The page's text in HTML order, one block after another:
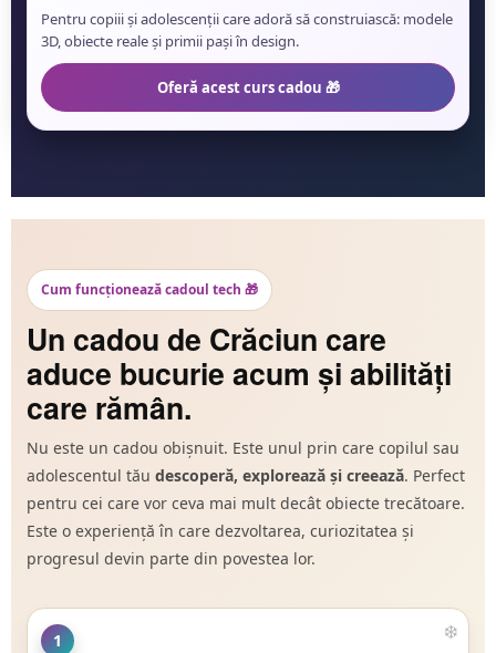
Pentru copiii și adolescenții care adoră să construiască: modele
3D, obiecte reale și primii pași în design.
Oferă acest curs cadou 🎁
Cum funcționează cadoul tech 🎁
Un cadou de Crăciun care
aduce bucurie acum și abilități
care rămân.
Nu este un cadou obișnuit. Este unul prin care copilul sau
adolescentul tău descoperă, explorează și creează. Perfect
pentru cei care vor ceva mai mult decât obiecte trecătoare.
Este o experiență în care dezvoltarea, curiozitatea și
progresul devin parte din povestea lor.
1